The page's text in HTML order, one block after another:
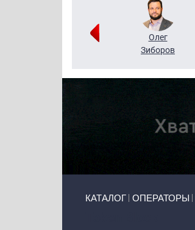
Олег
Зиборов
КАТАЛОГ ОПЕРАТОРЫ